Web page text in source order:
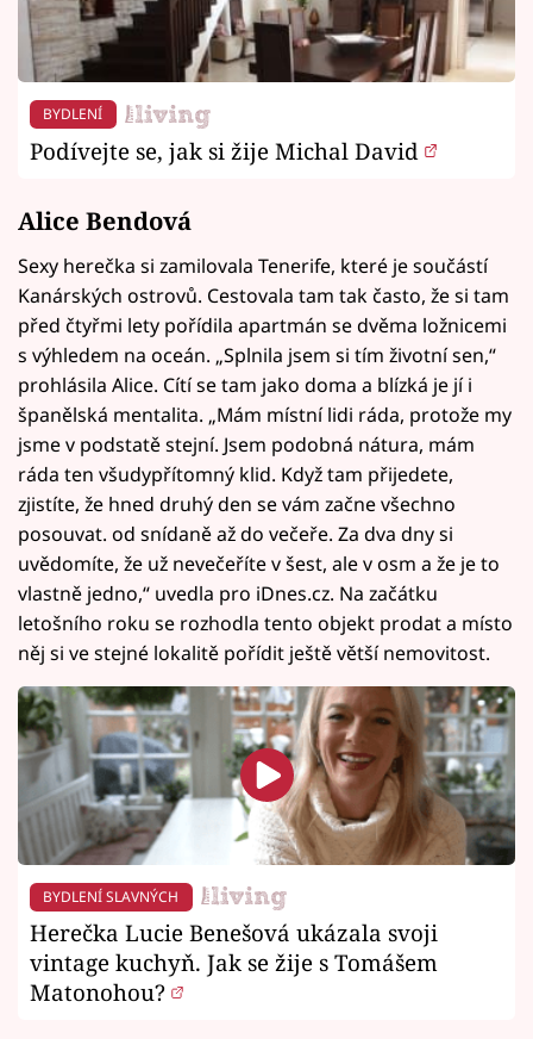
BYDLENÍ
Podívejte se, jak si žije Michal David
Alice Bendová
Sexy herečka si zamilovala Tenerife, které je součástí
Kanárských ostrovů. Cestovala tam tak často, že si tam
před čtyřmi lety pořídila apartmán se dvěma ložnicemi
s výhledem na oceán. „Splnila jsem si tím životní sen,“
prohlásila Alice. Cítí se tam jako doma a blízká je jí i
španělská mentalita. „Mám místní lidi ráda, protože my
jsme v podstatě stejní. Jsem podobná nátura, mám
ráda ten všudypřítomný klid. Když tam přijedete,
zjistíte, že hned druhý den se vám začne všechno
posouvat. od snídaně až do večeře. Za dva dny si
uvědomíte, že už nevečeříte v šest, ale v osm a že je to
vlastně jedno,“ uvedla pro iDnes.cz. Na začátku
letošního roku se rozhodla tento objekt prodat a místo
něj si ve stejné lokalitě pořídit ještě větší nemovitost.
BYDLENÍ SLAVNÝCH
Herečka Lucie Benešová ukázala svoji
vintage kuchyň. Jak se žije s Tomášem
Matonohou?